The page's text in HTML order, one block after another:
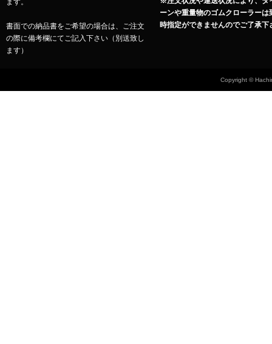
ます。
書面での納品書をご希望の場合は、ご注文
の際に備考欄にてご記入下さい（別送致し
ます）
ーンや重量物のゴムクローラーは
時指定ができませんのでご了承下
Copyright ©